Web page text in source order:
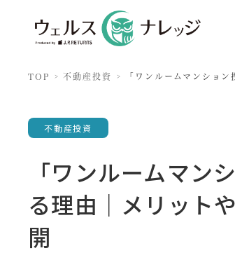
TOP 不動産投資 「ワンルームマンショ
不動産投資
「ワンルームマン
る理由｜メリット
開